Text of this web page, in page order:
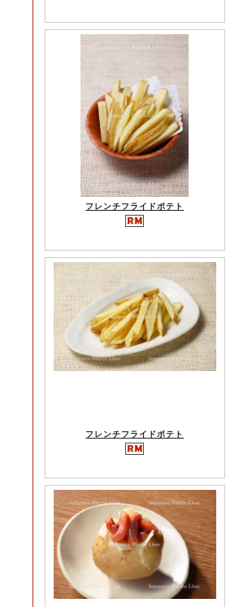
フレンチフライドポテト
フレンチフライドポテト